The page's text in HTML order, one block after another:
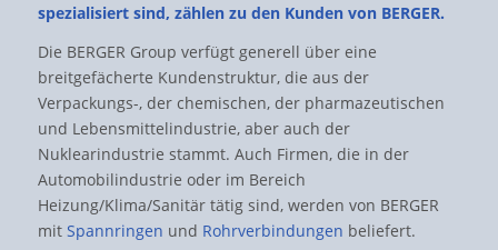
spezialisiert sind, zählen zu den Kunden von BERGER.
Die BERGER Group verfügt generell über eine
breitgefächerte Kundenstruktur, die aus der
Verpackungs-, der chemischen, der pharmazeutischen
und Lebensmittelindustrie, aber auch der
Nuklearindustrie stammt. Auch Firmen, die in der
Automobilindustrie oder im Bereich
Heizung/Klima/Sanitär tätig sind, werden von BERGER
mit Spannringen und Rohrverbindungen beliefert.